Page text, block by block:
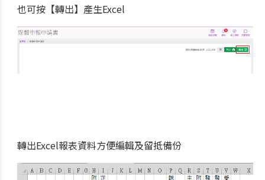
也可按【轉出】產生Excel
轉出Excel報表資料方便編輯及留抵備份